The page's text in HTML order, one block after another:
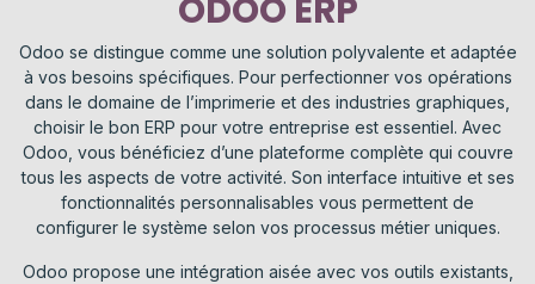
Odoo se distingue comme une solution polyvalente et adaptée
à vos besoins spécifiques. Pour perfectionner vos opérations
dans le domaine de l’imprimerie et des industries graphiques,
choisir le bon ERP pour votre entreprise est essentiel. Avec
Odoo, vous bénéficiez d’une plateforme complète qui couvre
tous les aspects de votre activité. Son interface intuitive et ses
fonctionnalités personnalisables vous permettent de
configurer le système selon vos processus métier uniques.
Odoo propose une intégration aisée avec vos outils existants,